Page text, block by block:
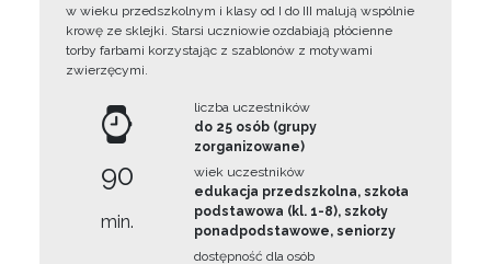
w wieku przedszkolnym i klasy od I do III malują wspólnie
krowę ze sklejki. Starsi uczniowie ozdabiają płócienne
torby farbami korzystając z szablonów z motywami
zwierzęcymi.
90
min.
liczba uczestników
do 25 osób (grupy
zorganizowane)
wiek uczestników
edukacja przedszkolna, szkoła
podstawowa (kl. 1-8), szkoły
ponadpodstawowe, seniorzy
dostępność dla osób